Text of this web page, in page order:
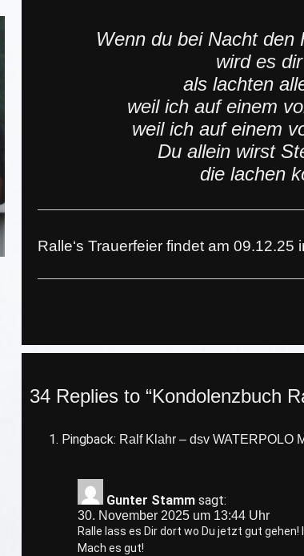
Wenn du bei Nacht den
wird es
als lachten
weil ich auf einem
weil ich auf einem
Du allein wirst
die lachen
Ralle‘s Trauerfeier findet am 09.12.25
34 Replies to “Kondolenzbuch
Pingback: Ralf Klahr – dsv WATERPOLO
Gunter Stamm sagt:
30. November 2025 um 13:44 Uhr
Ralle lass es Dir dort wo Du jetzt gut
Mach es gut!